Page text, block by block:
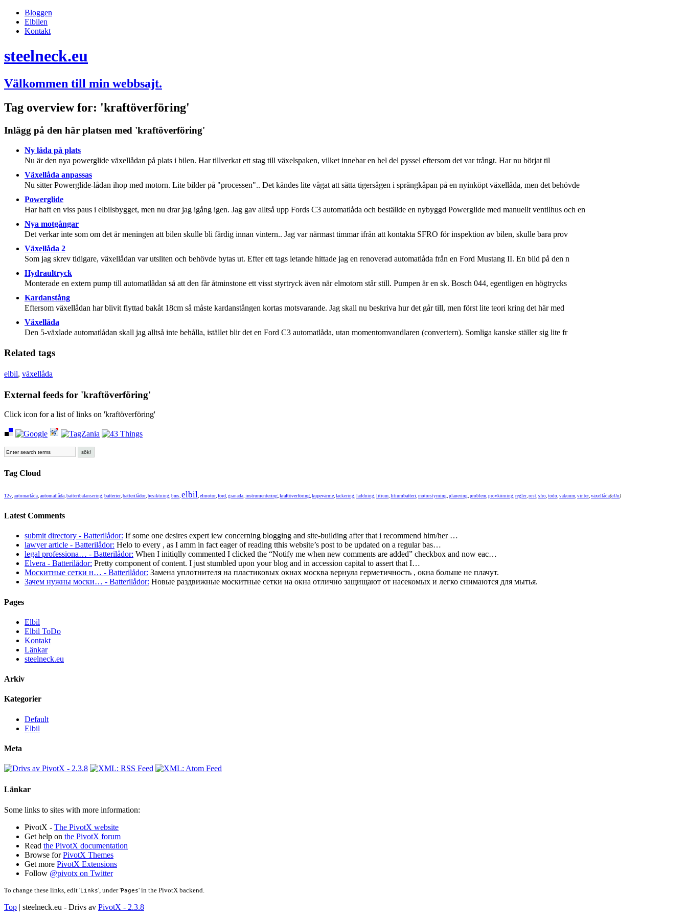
Bloggen
Elbilen
Kontakt
steelneck.eu
Välkommen till min webbsajt.
Tag overview for: 'kraftöverföring'
Inlägg på den här platsen med 'kraftöverföring'
Ny låda på plats
Nu är den nya powerglide växellådan på plats i bilen. Har tillverkat ett stag till växelspaken, vilket innebar en hel del pyssel eftersom det var trångt. Har nu börjat til
Växellåda anpassas
Nu sitter Powerglide-lådan ihop med motorn. Lite bilder på "processen".. Det kändes lite vågat att sätta tigersågen i sprängkåpan på en nyinköpt växellåda, men det behövde
Powerglide
Har haft en viss paus i elbilsbygget, men nu drar jag igång igen. Jag gav alltså upp Fords C3 automatlåda och beställde en nybyggd Powerglide med manuellt ventilhus och en
Nya motgångar
Det verkar inte som om det är meningen att bilen skulle bli färdig innan vintern.. Jag var närmast timmar ifrån att kontakta SFRO för inspektion av bilen, skulle bara prov
Växellåda 2
Som jag skrev tidigare, växellådan var utsliten och behövde bytas ut. Efter ett tags letande hittade jag en renoverad automatlåda från en Ford Mustang II. En bild på den n
Hydraultryck
Monterade en extern pump till automatlådan så att den får åtminstone ett visst styrtryck även när elmotorn står still. Pumpen är en sk. Bosch 044, egentligen en högtrycks
Kardanstång
Eftersom växellådan har blivit flyttad bakåt 18cm så måste kardanstången kortas motsvarande. Jag skall nu beskriva hur det går till, men först lite teori kring det här med
Växellåda
Den 5-växlade automatlådan skall jag alltså inte behålla, istället blir det en Ford C3 automatlåda, utan momentomvandlaren (convertern). Somliga kanske ställer sig lite fr
Related tags
elbil, växellåda
External feeds for 'kraftöverföring'
Click icon for a list of links on 'kraftöverföring'
Tag Cloud
12v automarlåda automatlåda batteribalansering batterier, batterilådor, besiktning bms elbil elmotor, ford granada instrumentering kraftöverföring kupevärme lackering laddning litium litiumbatteri motorstyrning planering problem provkörning regler rost sfro todo vakuum vinter växellåda(alla )
Latest Comments
submit directory - Batterilådor: If some one desires expert iew concerning blogging and site-building after that i recommend him/her …
lawyer article - Batterilådor: Helo to every , as I amm in fact eager of reading tthis website’s post to be updated on a regular bas…
legal professiona… - Batterilådor: When I initiqlly commented I clicked the “Notify me when new comments are added” checkbox and now eac…
Elvera - Batterilådor: Pretty component of content. I just stumbled upon your blog and in accession capital to assert that I…
Москитные сетки н… - Batterilådor: Замена уплотнителя на пластиковых окнах москва вернула герметичность , окна больше не плачут.
Зачем нужны моски… - Batterilådor: Новые раздвижные москитные сетки на окна отлично защищают от насекомых и легко снимаются для мытья.
Pages
Elbil
Elbil ToDo
Kontakt
Länkar
steelneck.eu
Arkiv
Kategorier
Default
Elbil
Meta
Länkar
Some links to sites with more information:
PivotX - The PivotX website
Get help on the PivotX forum
Read the PivotX documentation
Browse forPivotX Themes
Get more PivotX Extensions
Follow @pivotx on Twitter
To change these links, edit 'Links', under 'Pages' in the PivotX backend.
Top | steelneck.eu - Drivs av PivotX - 2.3.8